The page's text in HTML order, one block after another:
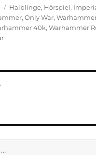
Schlagwörter
Halblinge, Hörspiel,
,Only War,
40k,Warhammer
zu